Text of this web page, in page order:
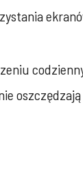
oszczędzają